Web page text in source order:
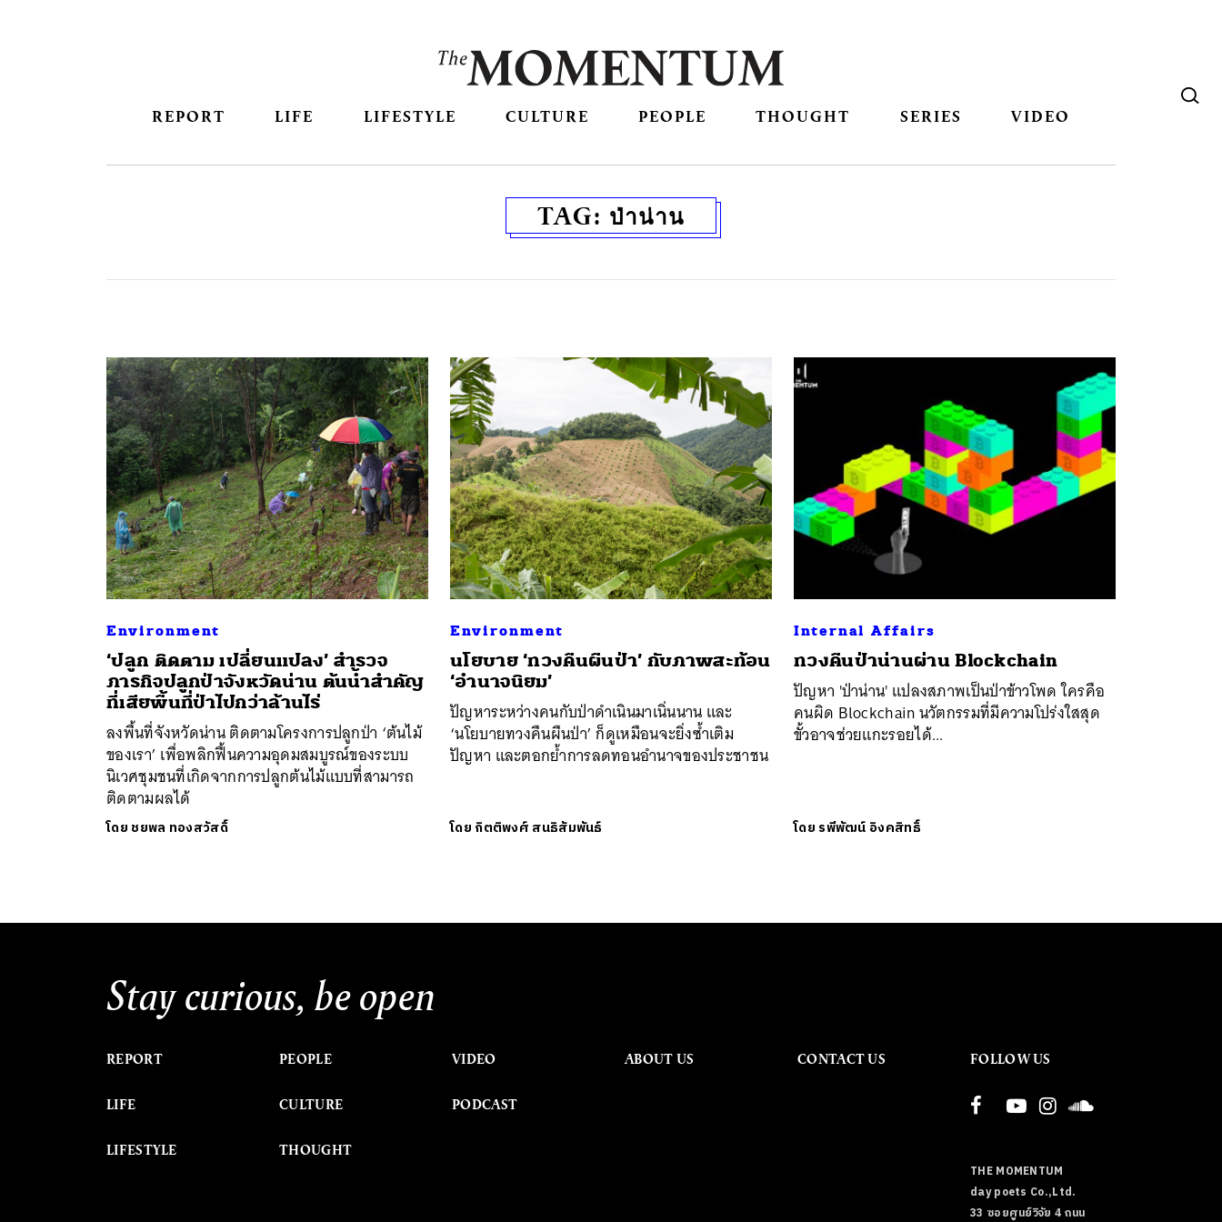
REPORT LIFE LIFESTYLE CULTURE PEOPLE THOUGHT SERIES VIDEO
TAG: ป่าน่าน
Environment
‘ปลูก ติดตาม เปลี่ยนแปลง’ สำรวจ
ภารกิจปลูกป่าจังหวัดน่าน ต้นน้ำสำคัญ
ที่เสียพื้นที่ป่าไปกว่าล้านไร่
ลงพื้นที่จังหวัดน่าน ติดตามโครงการปลูกป่า ‘ต้นไม้
ของเรา’ เพื่อพลิกฟื้นความอุดมสมบูรณ์ของระบบ
นิเวศชุมชนที่เกิดจากการปลูกต้นไม้แบบที่สามารถ
ติดตามผลได้
โดย ชยพล ทองสวัสดิ์
Environment
นโยบาย ‘ทวงคืนผืนป่า’ กับภาพสะท้อน
‘อำนาจนิยม’
ปัญหาระหว่างคนกับป่าดำเนินมาเนิ่นนาน และ
‘นโยบายทวงคืนผืนป่า’ ก็ดูเหมือนจะยิ่งซ้ำเติม
ปัญหา และตอกย้ำการลดทอนอำนาจของประชาชน
โดย กิตติพงศ์ สนธิสัมพันธ์
Internal Affairs
ทวงคืนป่าน่านผ่าน Blockchain
ปัญหา 'ป่าน่าน' แปลงสภาพเป็นป่าข้าวโพด ใครคือ
คนผิด Blockchain นวัตกรรมที่มีความโปร่งใสสุด
ขั้วอาจช่วยแกะรอยได้...
โดย รพีพัฒน์ อิงคสิทธิ์
Stay curious, be open
REPORT
LIFE
LIFESTYLE
PEOPLE
CULTURE
THOUGHT
VIDEO
PODCAST
ABOUT US CONTACT US FOLLOW US
THE MOMENTUM
day poets Co.,Ltd.
33 ซอยศูนย์วิจัย 4 ถนน
ค้นหา
SHARE TWEET LINE EMAIL